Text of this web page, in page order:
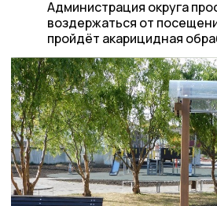
Администрация округа
воздержаться от
пройдёт акарицидная